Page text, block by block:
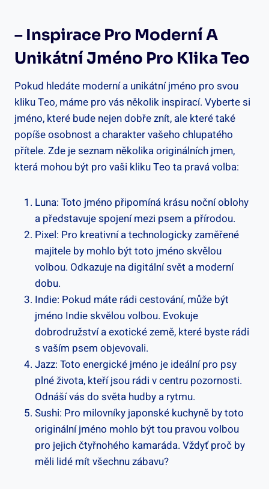
– Inspirace Pro ‌moderní A
Unikátní Jméno Pro Klika Teo
Pokud hledáte moderní a unikátní jméno pro‍ svou
kliku Teo, máme pro vás několik inspirací. Vyberte si
jméno, které bude nejen dobře ​znít, ale které také
popíše osobnost a ⁢charakter vašeho chlupatého
přítele. Zde je ⁢seznam několika originálních jmen,⁢
která mohou být pro vaši​ kliku Teo ta pravá volba:
Luna:‌ Toto jméno připomíná krásu ⁣noční oblohy
a představuje spojení mezi psem a přírodou.
Pixel: Pro kreativní a technologicky zaměřené
majitele by mohlo být toto jméno skvělou
volbou. Odkazuje na digitální svět a moderní
dobu.
Indie: Pokud máte rádi cestování, může ⁣být
jméno Indie ‌skvělou volbou.‍ Evokuje
dobrodružství a exotické země, ‌které byste rádi
s vaším psem objevovali.
Jazz: Toto energické jméno je ideální pro psy
plné života, kteří jsou rádi v centru pozornosti.
Odnáší vás do světa hudby a rytmu.
Sushi: Pro milovníky japonské kuchyně by toto
originální jméno mohlo být tou‌ pravou volbou
pro jejich čtyřnohého kamaráda. Vždyť proč by
měli lidé mít všechnu zábavu?